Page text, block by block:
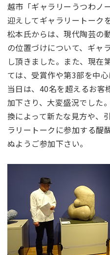
越市「ギャラリーうつわノ
迎えしてギャラリートーク
松本氏からは、現代陶芸の
の位置づけについて、ギャ
し頂きました。また、現在
ては、受賞作や第3部を中心
当日は、40名を超えるお客
加下さり、大変盛況でした
換によって新たな見方や、
ラリートークに参加する醍
ぬようご参加下さい。